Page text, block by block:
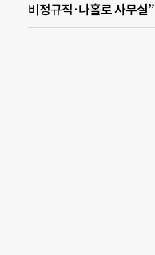
비정규직·나홀로 사무실”